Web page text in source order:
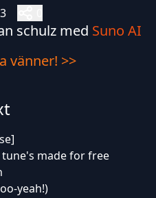
schulz med Suno AI
vänner! >>
tune's made for free
yeah!)